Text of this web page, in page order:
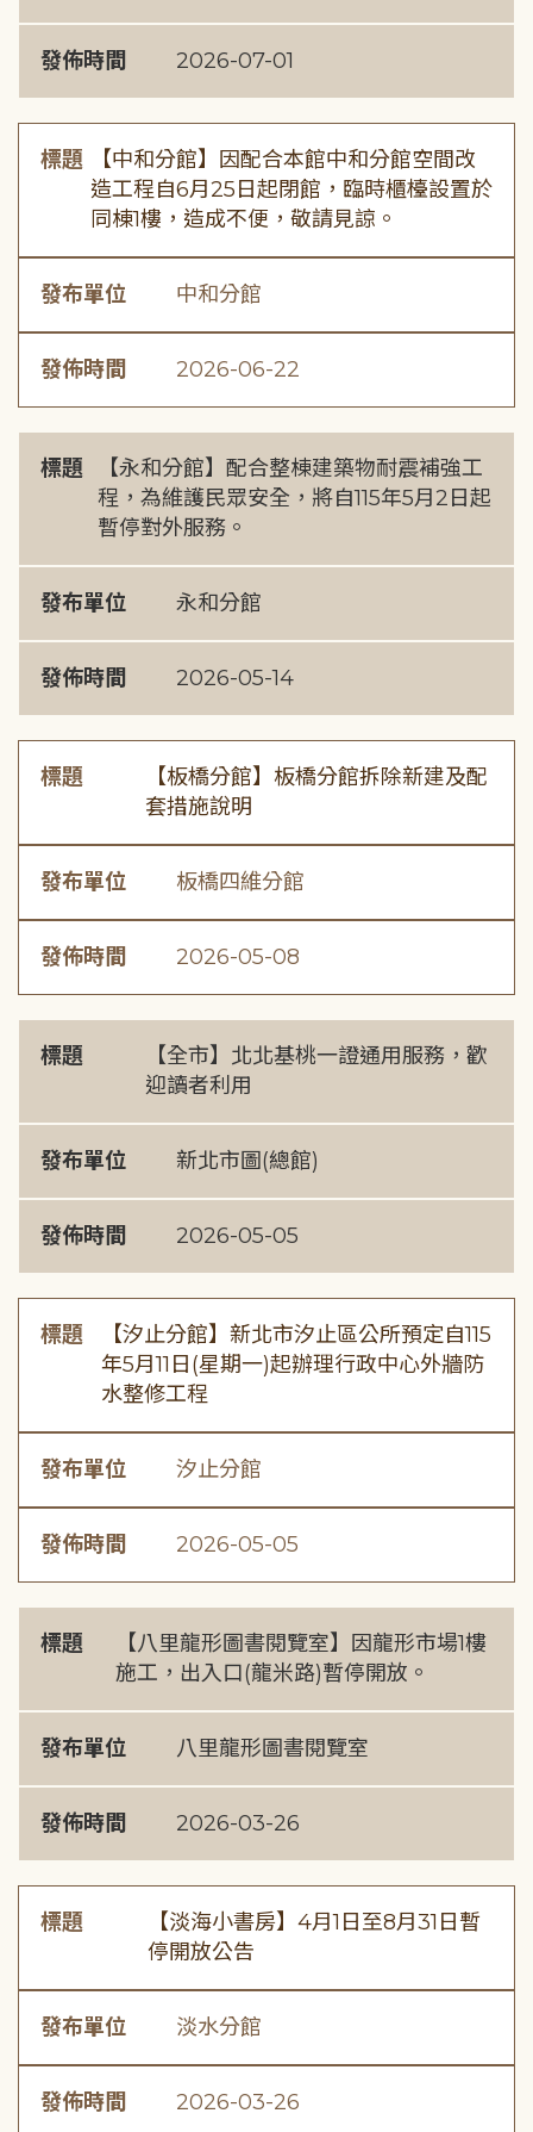
發佈時間 2026-07-01
標題
【中和分館】因配合本館中和分館空間改
造工程自6月25日起閉館，臨時櫃檯設置於
同棟1樓，造成不便，敬請見諒。
發布單位 中和分館
發佈時間 2026-06-22
標題
【永和分館】配合整棟建築物耐震補強工
程，為維護民眾安全，將自115年5月2日起
暫停對外服務。
發布單位 永和分館
發佈時間 2026-05-14
標題
【板橋分館】板橋分館拆除新建及配
套措施說明
發布單位 板橋四維分館
發佈時間 2026-05-08
標題
【全市】北北基桃一證通用服務，歡
迎讀者利用
發布單位 新北市圖(總館)
發佈時間 2026-05-05
標題
【汐止分館】新北市汐止區公所預定自115
年5月11日(星期一)起辦理行政中心外牆防
水整修工程
發布單位 汐止分館
發佈時間 2026-05-05
標題
【八里龍形圖書閱覽室】因龍形市場1樓
施工，出入口(龍米路)暫停開放。
發布單位 八里龍形圖書閱覽室
發佈時間 2026-03-26
標題
【淡海小書房】4月1日至8月31日暫
停開放公告
發布單位 淡水分館
發佈時間 2026-03-26